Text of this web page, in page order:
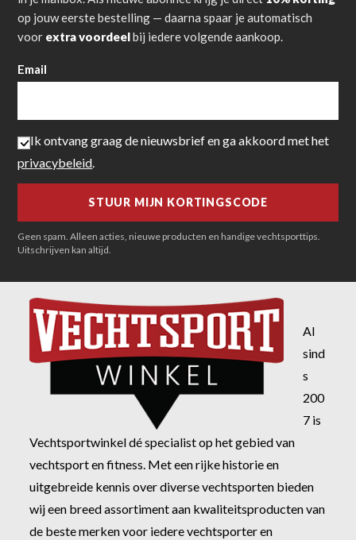
op jouw eerste bestelling — daarna spaar je automatisch
voor extra voordeelbij iedere volgende aankoop.
Email
Ik ontvang graag de nieuwsbrief en ga akkoord met het
privacybeleid.
Geen spam. Alleen acties, nieuwe producten en handige vechtsporttips.
Uitschrijven kan altijd.
Al
sind
s
200
7 is
Vechtsportwinkel dé specialist op het gebied van
vechtsport en fitness. Met een rijke historie en
uitgebreide kennis over diverse vechtsporten bieden
wij een breed assortiment aan kwaliteitsproducten van
de beste merken voor iedere vechtsporter en